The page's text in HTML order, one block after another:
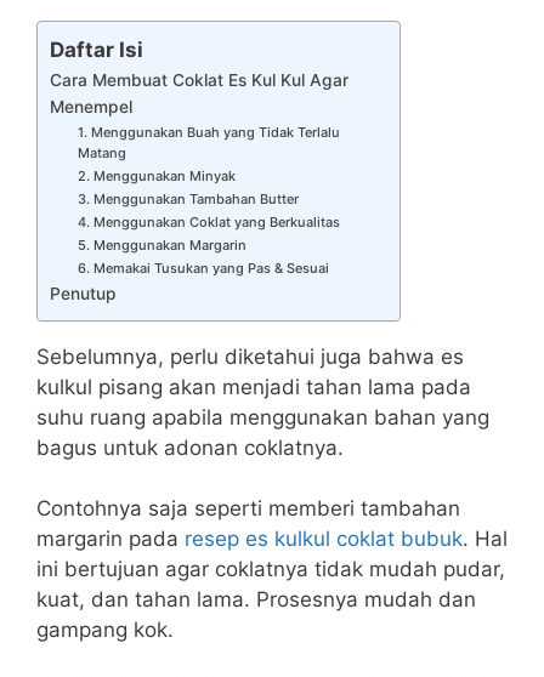
Daftar Isi
Cara Membuat Coklat Es Kul Kul Agar
Menempel
1. Menggunakan Buah yang Tidak Terlalu
Matang
2. Menggunakan Minyak
3. Menggunakan Tambahan Butter
4. Menggunakan Coklat yang Berkualitas
5. Menggunakan Margarin
6. Memakai Tusukan yang Pas & Sesuai
Penutup
Sebelumnya, perlu diketahui juga bahwa es
kulkul pisang akan menjadi tahan lama pada
suhu ruang apabila menggunakan bahan yang
bagus untuk adonan coklatnya.
Contohnya saja seperti memberi tambahan
margarin pada resep es kulkul coklat bubuk. Hal
ini bertujuan agar coklatnya tidak mudah pudar,
kuat, dan tahan lama. Prosesnya mudah dan
gampang kok.